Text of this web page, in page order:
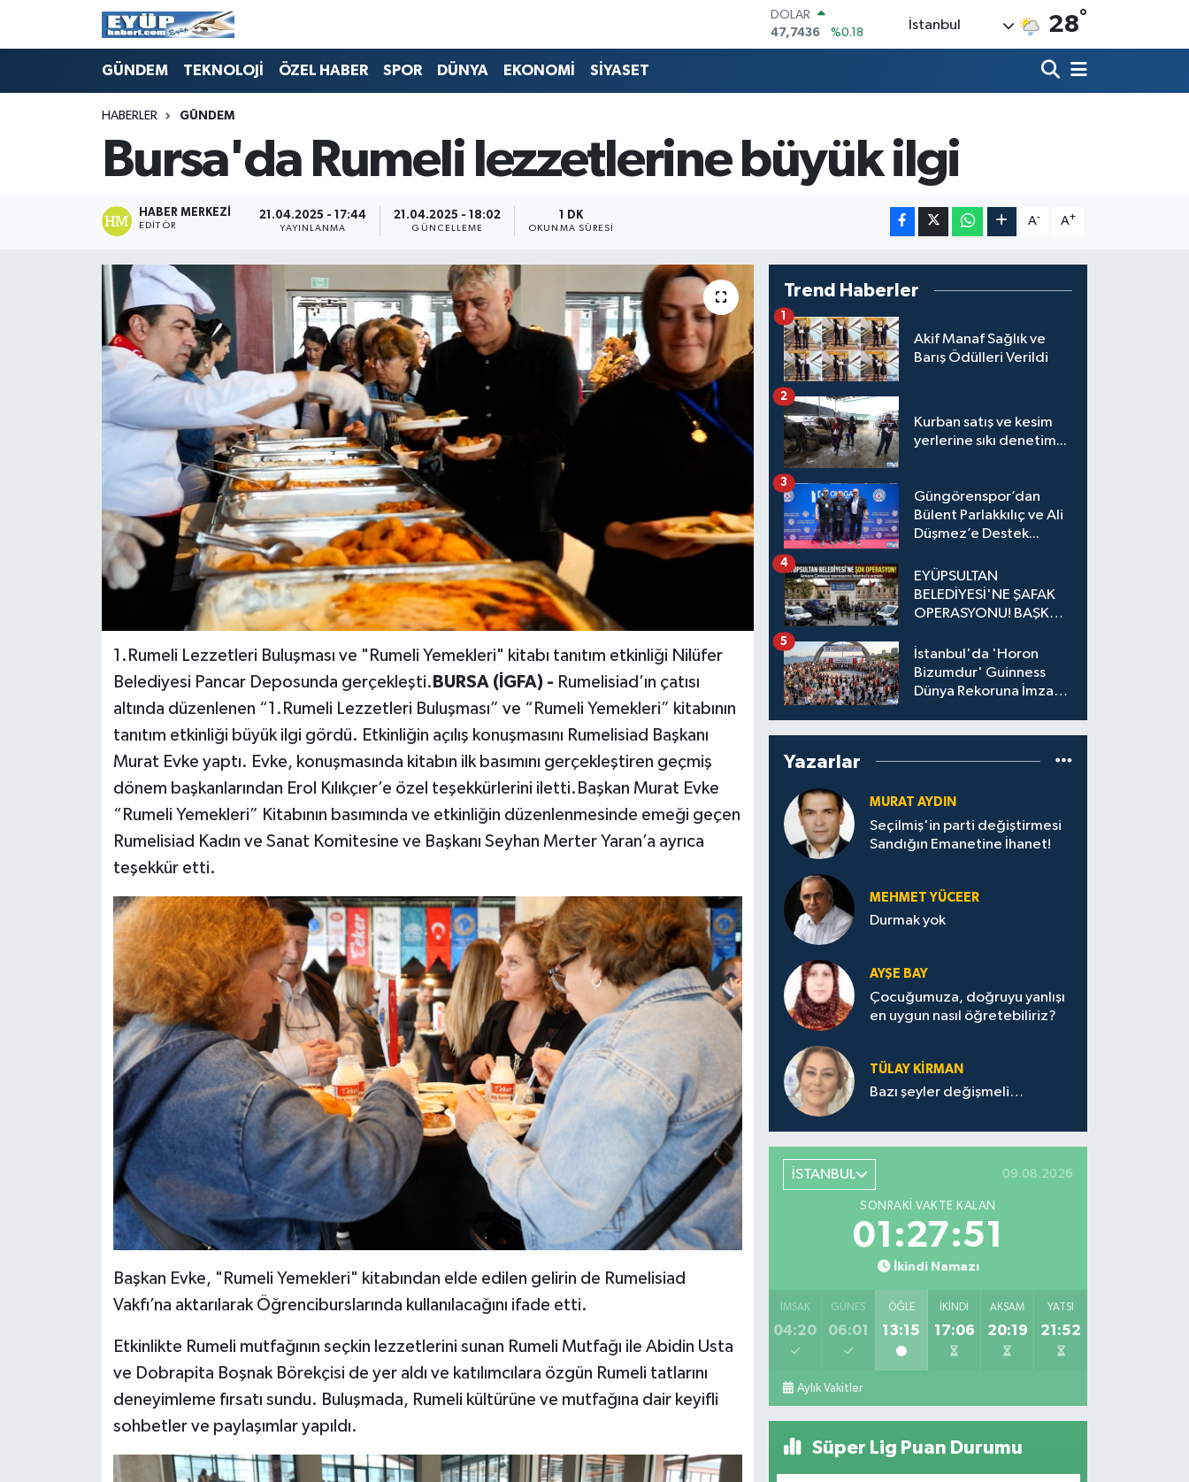
DOLAR
47,7436
%0.18
EURO
6660.55
%0
BİST100
13.779
%-14
İstanbul 28°
GÜNDEM TEKNOLOJİ ÖZEL HABER SPOR DÜNYA EKONOMİ SİYASET
HABERLER GÜNDEM
Bursa'da Rumeli lezzetlerine büyük ilgi
HABER MERKEZI
EDITÖR
21.04.2025 - 17:44
YAYINLANMA
21.04.2025 - 18:02
GÜNCELLEME
1 DK
OKUNMA SÜRESI
A- A+
1.Rumeli Lezzetleri Buluşması ve "Rumeli Yemekleri" kitabı tanıtım etkinliği Nilüfer
Belediyesi Pancar Deposunda gerçekleşti. BURSA (İGFA) - Rumelisiad’ın çatısı
altında düzenlenen “1.Rumeli Lezzetleri Buluşması” ve “Rumeli Yemekleri” kitabının
tanıtım etkinliği büyük ilgi gördü. Etkinliğin açılış konuşmasını Rumelisiad Başkanı
Murat Evke yaptı. Evke, konuşmasında kitabın ilk basımını gerçekleştiren geçmiş
dönem başkanlarından Erol Kılıkçıer’e özel teşekkürlerini iletti.Başkan Murat Evke
“Rumeli Yemekleri” Kitabının basımında ve etkinliğin düzenlenmesinde emeği geçen
Rumelisiad Kadın ve Sanat Komitesine ve Başkanı Seyhan Merter Yaran’a ayrıca
teşekkür etti.
Başkan Evke, "Rumeli Yemekleri" kitabından elde edilen gelirin de Rumelisiad
Vakfı’na aktarılarak Öğrenciburslarında kullanılacağını ifade etti.
Etkinlikte Rumeli mutfağının seçkin lezzetlerini sunan Rumeli Mutfağı ile Abidin Usta
ve Dobrapita Boşnak Börekçisi de yer aldı ve katılımcılara özgün Rumeli tatlarını
deneyimleme fırsatı sundu. Buluşmada, Rumeli kültürüne ve mutfağına dair keyifli
sohbetler ve paylaşımlar yapıldı.
Trend Haberler
Akif Manaf Sağlık ve
Barış Ödülleri Verildi
1
Kurban satış ve kesim
yerlerine sıkı denetim...
2
Güngörenspor’dan
Bülent Parlakkılıç ve Ali
Düşmez’e Destek...
3
EYÜPSULTAN
BELEDİYESİ'NE ŞAFAK
OPERASYONU! BAŞKAN
KALEM MÜDÜRÜ
GÖZALTINDA
4
İstanbul'da 'Horon
Bizumdur' Guinness
Dünya Rekoruna İmza
5
Yazarlar
MURAT AYDIN
Seçilmiş'in parti değiştirmesi
Sandığın Emanetine İhanet!
MEHMET YÜCEER
Durmak yok
AYŞE BAY
Çocuğumuza, doğruyu yanlışı
en uygun nasıl öğretebiliriz?
TÜLAY KİRMAN
Bazı şeyler değişmeli…
İSTANBUL 09.08.2026
SONRAKI VAKTE KALAN
01:27:51
İkindi Namazı
İMSAK
04:20
GÜNEŞ
06:01
ÖĞLE
13:15
İKINDI
17:06
AKŞAM
20:19
YATSI
21:52
Aylık Vakitler
Süper Lig Puan Durumu